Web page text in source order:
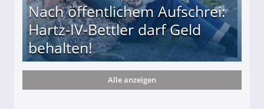
Nach öffentlichem Aufschrei:
Hartz-IV-Bettler darf Geld
behalten!
darf Geld behalten!
Alle anzeigen